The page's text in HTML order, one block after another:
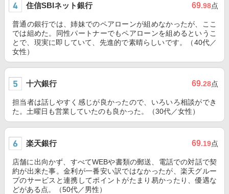
住信SBIネット銀行 69.98点
普通の銀行では、姉妹でのペアローンが組めなかったが、ここ
では組めた。同性パートナーでもペアローンを組めるというこ
とで、現実に即していて、先進的で素晴らしいです。（40代／
女性）
十六銀行 69.28点
担当者は話しやすく感じが良かったので、いろいろ相談ができ
た。土曜日も営業していたのも良かった。（30代／女性）
楽天銀行 69.19点
店舗に出向かず、すべてWEBや書類の郵送、電話での対話で契
約が出来た事。金利が一番安い訳ではなかったが、楽天グルー
プのサービスと連携してポイントがたまり易かったり、優遇な
どがある点。（50代／男性）